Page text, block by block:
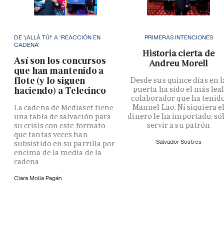
DE '¡ALLÁ TÚ!' A 'REACCIÓN EN
CADENA'
Así son los concursos
que han mantenido a
flote (y lo siguen
haciendo) a Telecinco
La cadena de Mediaset tiene
una tabla de salvación para
su crisis con este formato
que tantas veces han
subsistido en su parrilla por
encima de la media de la
cadena
Clara Molla Pagán
PRIMERAS INTENCIONES
Historia cierta de
Andreu Morell
Desde sus quince días en
puerta ha sido el más leal
colaborador que ha
Manuel Lao. Ni siquiera
dinero le ha importado,
servir a su patrón
Salvador Sostres